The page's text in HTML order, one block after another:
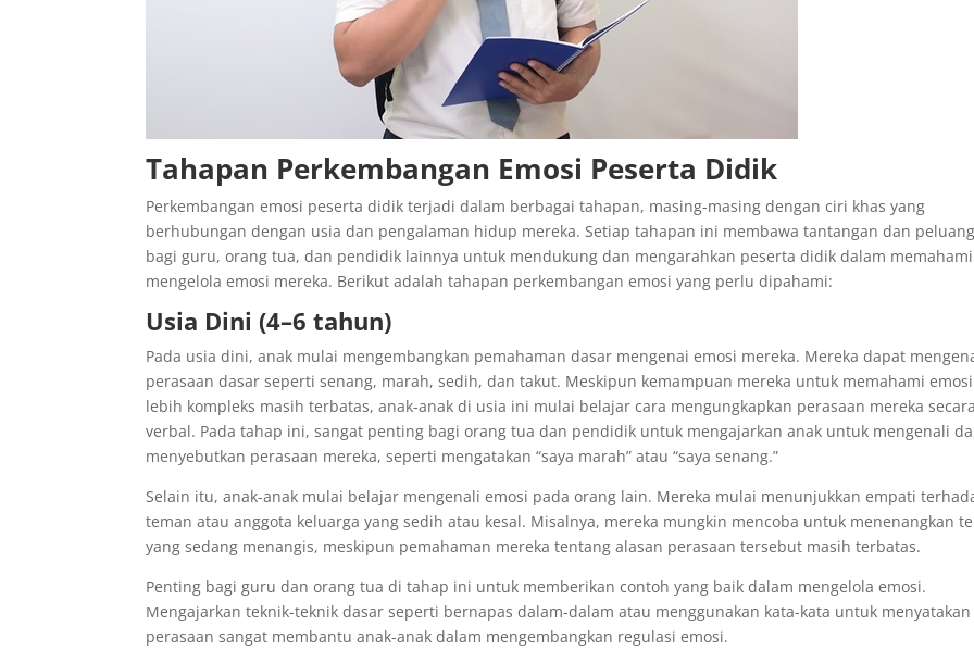
Tahapan Perkembangan Emosi Peserta Didik
Perkembangan emosi peserta didik terjadi dalam berbagai tahapan, masing-masing dengan ciri khas yang
berhubungan dengan usia dan pengalaman hidup mereka. Setiap tahapan ini membawa tantangan dan peluang
bagi guru, orang tua, dan pendidik lainnya untuk mendukung dan mengarahkan peserta didik dalam
mengelola emosi mereka. Berikut adalah tahapan perkembangan emosi yang perlu dipahami:
Usia Dini (4–6 tahun)
Pada usia dini, anak mulai mengembangkan pemahaman dasar mengenai emosi mereka. Mereka dapat
perasaan dasar seperti senang, marah, sedih, dan takut. Meskipun kemampuan mereka untuk memahami emosi
lebih kompleks masih terbatas, anak-anak di usia ini mulai belajar cara mengungkapkan perasaan mereka secara
verbal. Pada tahap ini, sangat penting bagi orang tua dan pendidik untuk mengajarkan anak untuk mengenali
menyebutkan perasaan mereka, seperti mengatakan “saya marah” atau “saya senang.”
Selain itu, anak-anak mulai belajar mengenali emosi pada orang lain. Mereka mulai menunjukkan empati
teman atau anggota keluarga yang sedih atau kesal. Misalnya, mereka mungkin mencoba untuk menenangkan
yang sedang menangis, meskipun pemahaman mereka tentang alasan perasaan tersebut masih terbatas.
Penting bagi guru dan orang tua di tahap ini untuk memberikan contoh yang baik dalam mengelola emosi.
Mengajarkan teknik-teknik dasar seperti bernapas dalam-dalam atau menggunakan kata-kata untuk menyatakan
perasaan sangat membantu anak-anak dalam mengembangkan regulasi emosi.